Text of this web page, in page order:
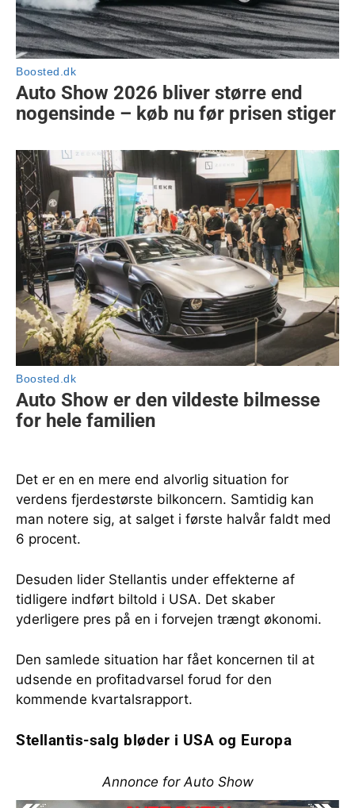
Det er en en mere end alvorlig situation for
verdens fjerdestørste bilkoncern. Samtidig kan
man notere sig, at salget i første halvår faldt med
6 procent.
Desuden lider Stellantis under effekterne af
tidligere indført biltold i USA. Det skaber
yderligere pres på en i forvejen trængt økonomi.
Den samlede situation har fået koncernen til at
udsende en profitadvarsel forud for den
kommende kvartalsrapport.
Stellantis-salg bløder i USA og Europa
Annonce for Auto Show